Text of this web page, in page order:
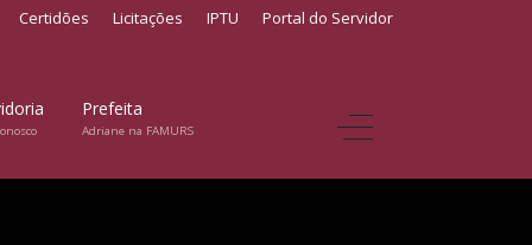
Certidões Licitações IPTU Portal do Servidor
Prefeita
Adriane na FAMURS